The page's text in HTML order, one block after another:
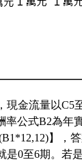
現金流量以C5
率公式B2為
】，答
是0至6期。若